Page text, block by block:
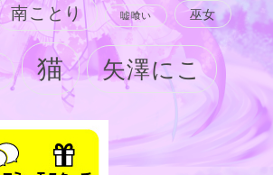
南ことり 嘘喰い 巫女
猫 矢澤にこ